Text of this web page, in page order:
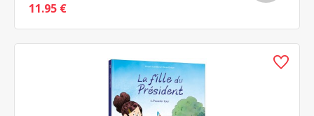
11.95 €